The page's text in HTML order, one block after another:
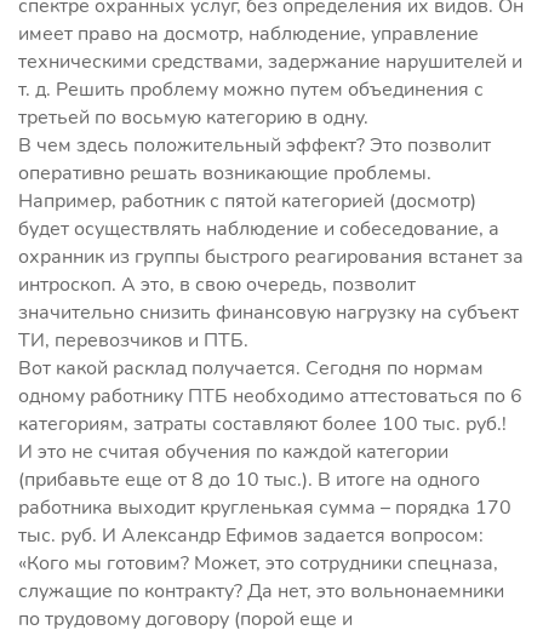
спектре охранных услуг, без определения их видов. Он
имеет право на досмотр, наблюдение, управление
техническими средствами, задержание нарушителей и
т. д. Решить проблему можно путем объединения с
третьей по восьмую категорию в одну.
В чем здесь положительный эффект? Это позволит
оперативно решать возникающие проблемы.
Например, работник с пятой категорией (досмотр)
будет осуществлять наблюдение и собеседование, а
охранник из группы быстрого реагирования встанет за
интроскоп. А это, в свою очередь, позволит
значительно снизить финансовую нагрузку на субъект
ТИ, перевозчиков и ПТБ.
Вот какой расклад получается. Сегодня по нормам
одному работнику ПТБ необходимо аттестоваться по 6
категориям, затраты составляют более 100 тыс. руб.!
И это не считая обучения по каждой категории
(прибавьте еще от 8 до 10 тыс.). В итоге на одного
работника выходит кругленькая сумма – порядка 170
тыс. руб. И Александр Ефимов задается вопросом:
«Кого мы готовим? Может, это сотрудники спецназа,
служащие по контракту? Да нет, это вольнонаемники
по трудовому договору (порой еще и